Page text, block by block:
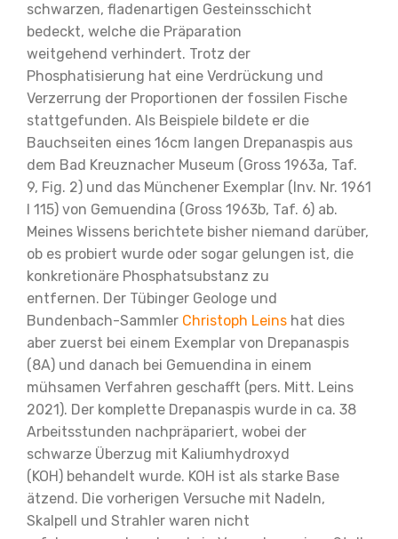
schwarzen, fladenartigen Gesteinsschicht
bedeckt, welche die Präparation
weitgehend verhindert. Trotz der
Phosphatisierung hat eine Verdrückung und
Verzerrung der Proportionen der fossilen Fische
stattgefunden. Als Beispiele bildete er die
Bauchseiten eines 16cm langen Drepanaspis aus
dem Bad Kreuznacher Museum (Gross 1963a, Taf.
9, Fig. 2) und das Münchener Exemplar (Inv. Nr. 1961
I 115) von Gemuendina (Gross 1963b, Taf. 6) ab.
Meines Wissens berichtete bisher niemand darüber,
ob es probiert wurde oder sogar gelungen ist, die
konkretionäre Phosphatsubstanz zu
entfernen. Der Tübinger Geologe und
Bundenbach-Sammler Christoph Leins hat dies
aber zuerst bei einem Exemplar von Drepanaspis
(8A) und danach bei Gemuendina in einem
mühsamen Verfahren geschafft (pers. Mitt. Leins
2021). Der komplette Drepanaspis wurde in ca. 38
Arbeitsstunden nachpräpariert, wobei der
schwarze Überzug mit Kaliumhydroxyd
(KOH) behandelt wurde. KOH ist als starke Base
ätzend. Die vorherigen Versuche mit Nadeln,
Skalpell und Strahler waren nicht